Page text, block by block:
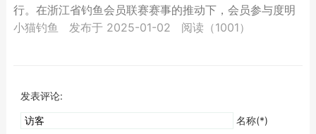
行。在浙江省钓鱼会员联赛赛事的推动下，会员参与度明
显提升，不少前几站已取得好成绩的，甚至已有国家级头
小猫钓鱼 发布于 2025-01-02 阅读（1001）
发表评论:
名称(*)